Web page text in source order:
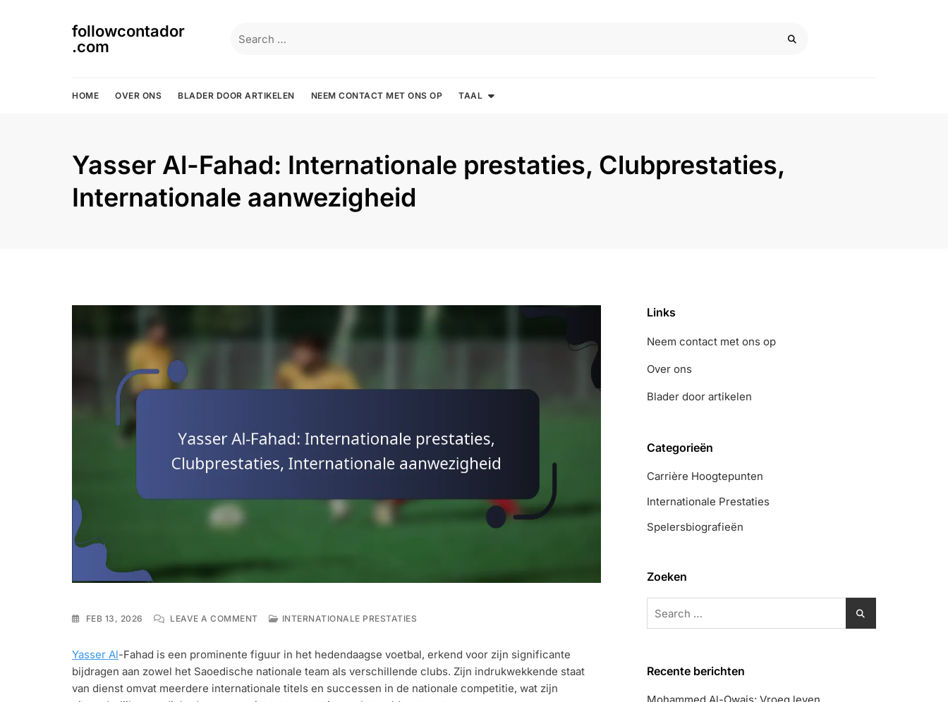
followcontador
.com
for:
HOME OVER ONS BLADER DOOR ARTIKELEN NEEM CONTACT MET ONS OP TAAL
Yasser Al-Fahad: Internationale prestaties, Clubprestaties,
Internationale aanwezigheid
FEB 13, 2026 LEAVE A COMMENTON
FAHAD:
INTERNATIONALE
PRESTATIES,
INTERNATIONALE PRESTATIES
Yasser Al-Fahad is een prominente figuur in het hedendaagse voetbal, erkend voor zijn significante
bijdragen aan zowel het Saoedische nationale team als verschillende clubs. Zijn indrukwekkende staat
van dienst omvat meerdere internationale titels en successen in de nationale competitie, wat zijn
Links
Neem contact met ons op
Over ons
Blader door artikelen
Categorieën
Carrière Hoogtepunten
Internationale Prestaties
Spelersbiografieën
Zoeken
for:
Recente berichten